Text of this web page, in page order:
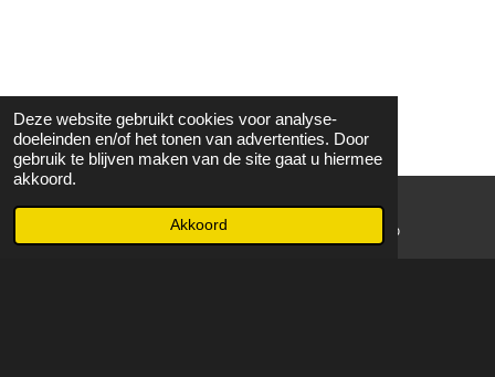
Deze website gebruikt cookies voor analyse-
doeleinden en/of het tonen van advertenties. Door
gebruik te blijven maken van de site gaat u hiermee
akkoord.
Akkoord WhatsApp